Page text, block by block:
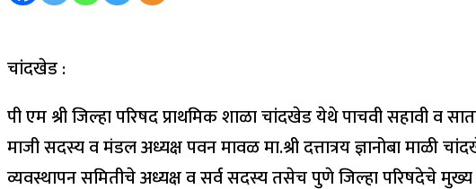
चांदखेड :
पी एम श्री जिल्हा परिषद प्राथमिक शाळा चांदखेड येथे पाचवी सहावी व
माजी सदस्य व मंडल अध्यक्ष पवन मावळ मा.श्री दत्तात्रय ज्ञानोबा माळी
व्यवस्थापन समितीचे अध्यक्ष व सर्व सदस्य तसेच पुणे जिल्हा परिषदेचे मुख्य